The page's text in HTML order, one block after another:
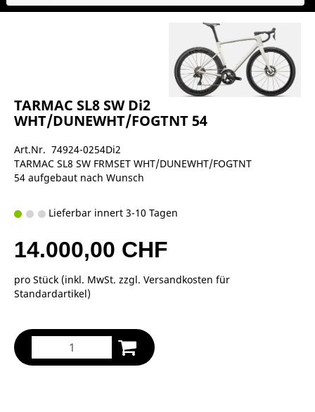
TARMAC SL8 SW Di2
WHT/DUNEWHT/FOGTNT 54
Art.Nr. 74924-0254Di2
TARMAC SL8 SW FRMSET WHT/DUNEWHT/FOGTNT
54 aufgebaut nach Wunsch
Lieferbar innert 3-10 Tagen
14.000,00 CHF
pro Stück (inkl. MwSt. zzgl. Versandkosten für
Standardartikel)